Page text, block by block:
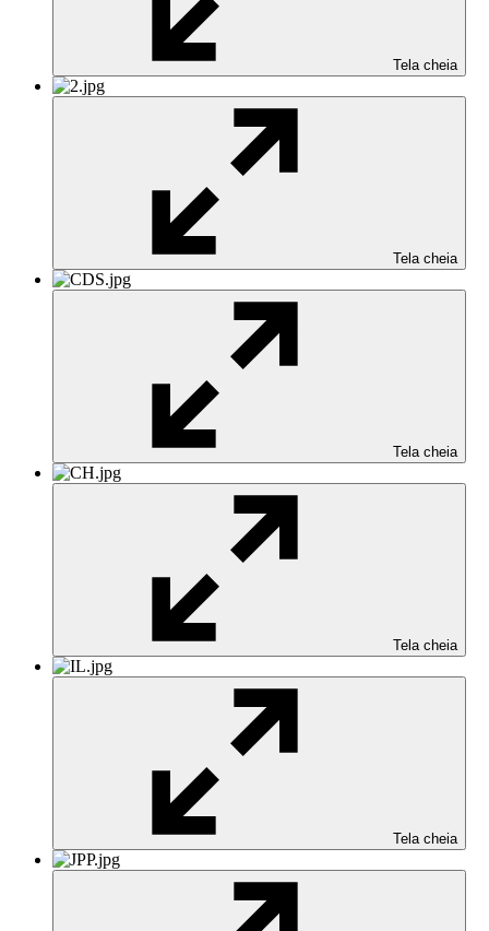
Tela cheia
Tela cheia
Tela cheia
Tela cheia
Tela cheia